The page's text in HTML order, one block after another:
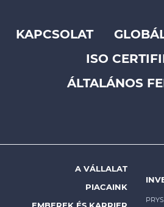
Footer
KAPCSOLAT
ISO
ÁLTALÁNOS
Footer
menu
A VÁLLALAT
PIACAINK